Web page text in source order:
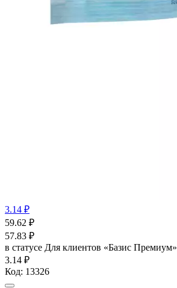
3.14 ₽
59.62 ₽
57.83 ₽
в статусе Для клиентов «Базис Премиум»
3.14 ₽
Код: 13326